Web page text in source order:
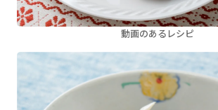
動画のあるレシピ